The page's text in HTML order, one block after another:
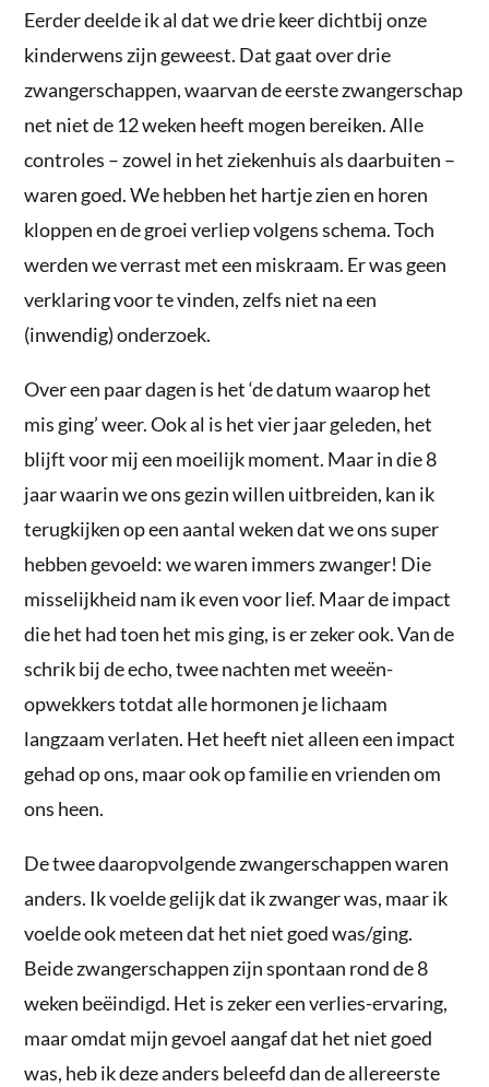
Eerder deelde ik al dat we drie keer dichtbij onze
kinderwens zijn geweest. Dat gaat over drie
zwangerschappen, waarvan de eerste zwangerschap
net niet de 12 weken heeft mogen bereiken. Alle
controles – zowel in het ziekenhuis als daarbuiten –
waren goed. We hebben het hartje zien en horen
kloppen en de groei verliep volgens schema. Toch
werden we verrast met een miskraam. Er was geen
verklaring voor te vinden, zelfs niet na een
(inwendig) onderzoek.
Over een paar dagen is het ‘de datum waarop het
mis ging’ weer. Ook al is het vier jaar geleden, het
blijft voor mij een moeilijk moment. Maar in die 8
jaar waarin we ons gezin willen uitbreiden, kan ik
terugkijken op een aantal weken dat we ons super
hebben gevoeld: we waren immers zwanger! Die
misselijkheid nam ik even voor lief. Maar de impact
die het had toen het mis ging, is er zeker ook. Van de
schrik bij de echo, twee nachten met weeën-
opwekkers totdat alle hormonen je lichaam
langzaam verlaten. Het heeft niet alleen een impact
gehad op ons, maar ook op familie en vrienden om
ons heen.
De twee daaropvolgende zwangerschappen waren
anders. Ik voelde gelijk dat ik zwanger was, maar ik
voelde ook meteen dat het niet goed was/ging.
Beide zwangerschappen zijn spontaan rond de 8
weken beëindigd. Het is zeker een verlies-ervaring,
maar omdat mijn gevoel aangaf dat het niet goed
was, heb ik deze anders beleefd dan de allereerste